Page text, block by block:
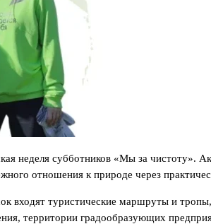
неделя субботников «Мы за чистоту».
отношения к природе через
входят туристические маршруты и
территории градообразующих